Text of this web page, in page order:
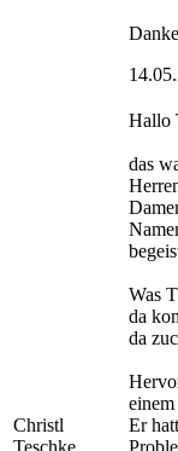
Danke
Christl
Teschke
Hallo
das
Was
da
da
Er